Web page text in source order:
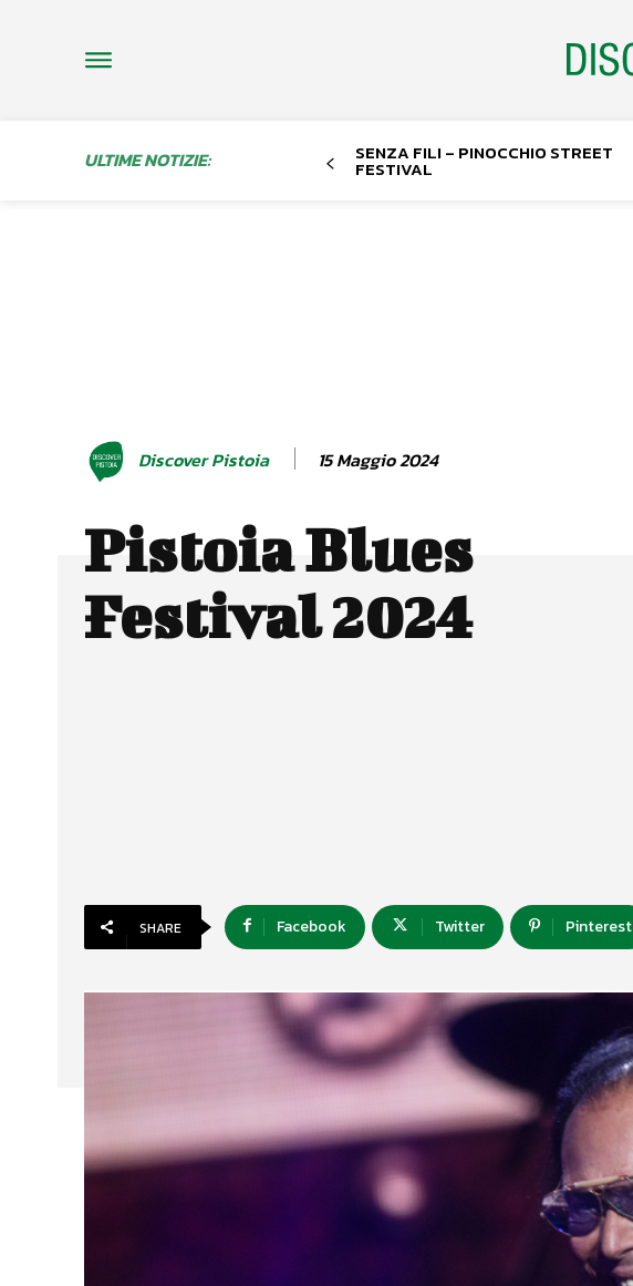
ULTIME NOTIZIE: SENZA FILI – PINOCCHIO STREET
FESTIVAL
Discover Pistoia 15 Maggio 2024
Pistoia Blues
Festival 2024
SHARE Facebook Twitter Pinterest